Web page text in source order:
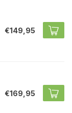
€149,95
€169,95